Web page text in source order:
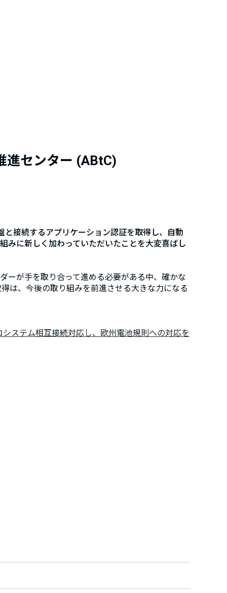
進センター (ABtC)
接続するアプリケーション認証を取得し、自動
みに新しく加わっていただいたことを大変喜ばし
ーが手を取り合って進める必要がある中、確かな
は、今後の取り組みを前進させる大きな力になる
ステム相互接続対応し、欧州電池規則への対応を